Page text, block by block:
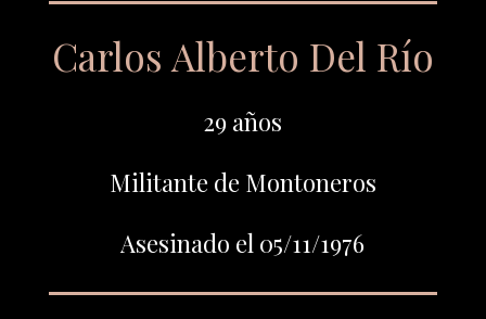
Carlos Alberto Del Río
29 años
Militante de Montoneros
Asesinado el 05/11/1976